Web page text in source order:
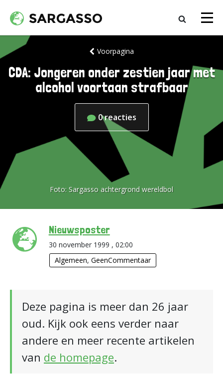
Voorpagina
CDA: Jongeren onder zestien jaar met
alcohol voortaan strafbaar
0reacties
Foto: Sargasso achtergrond wereldbol
Nieuwsposter
30 november 1999 , 02:00
Algemeen, GeenCommentaar
Deze pagina is meer dan 26 jaar
oud. Kijk ook eens verder naar
andere en meer recente artikelen
van de homepage.